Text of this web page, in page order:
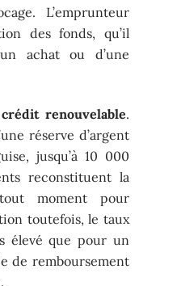
L’emprunteur
des fonds, qu’il
achat ou d’une
crédit renouvelable.
réserve d’argent
jusqu’à 10 000
reconstituent la
moment pour
toutefois, le taux
élevé que pour un
de remboursement